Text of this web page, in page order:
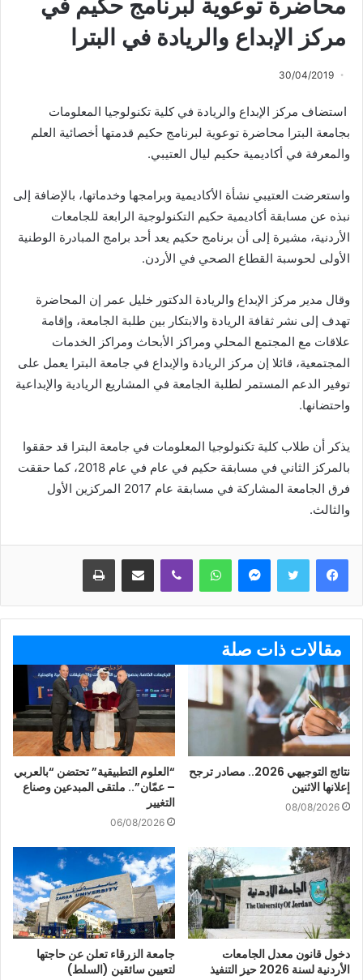
محاضرة توعوية لبرنامج حكيم في
مركز الإبداع والريادة في البترا
30/04/2019
استضاف مركز الإبداع والريادة في كلية تكنولوجيا المعلومات
بجامعة البترا محاضرة توعوية لبرنامج حكيم قدمتها أخصائية العلم
والمعرفة في أكاديمية حكيم ليال العتيبي.
واستعرضت العتيبي نشأة الأكاديمية وبرامجها وخدماتها، بالإضافة إلى
نبذه عن مسابقة أكاديمية حكيم التكنولوجية الرابعة للجامعات
الأردنية، مشيرة إلى أن برنامج حكيم يعد أحد برامج المبادرة الوطنية
الأولى لحوسبة القطاع الصحي في الأردن.
وقال مدير مركز الإبداع والريادة الدكتور خليل عمر إن المحاضرة
تهدف إلى نشر ثقافة الريادة والابتكار بين طلبة الجامعة، وإقامة
علاقات مع المجتمع المحلي ومراكز الأبحاث ومراكز الخدمات
المجتمعية، قائلا إن مركز الريادة والإبداع في جامعة البترا يعمل على
توفير الدعم المستمر لطلبة الجامعة في المشاريع الريادية والإبداعية
واحتضانها.
يذكر أن طلاب كلية تكنولوجيا المعلومات في جامعة البترا قد حققوا
بالمركز الثاني في مسابقة حكيم في عام في عام 2018، كما حققت
فرق الجامعة المشاركة في مسابقة عام 2017 المركزين الأول
والثالث.
ماسنجر واتساب ڤايبر مشاركة عبر البريد طباعة
مقالات ذات صلة
نتائج التوجيهي 2026.. مصادر ترجح
إعلانها الاثنين
08/08/2026
“العلوم التطبيقية” تحتضن “بالعربي
– عمّان”.. ملتقى المبدعين وصناع
التغيير
06/08/2026
دخول قانون معدل الجامعات
الأردنية لسنة 2026 حيز التنفيذ
جامعة الزرقاء تعلن عن حاجتها
لتعيين سائقين (السلط)